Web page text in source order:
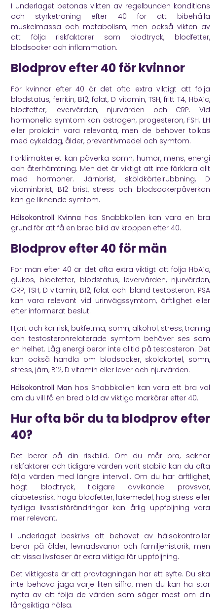
I underlaget betonas vikten av regelbunden konditions
och styrketräning efter 40 för att bibehålla
muskelmassa och metabolism, men också vikten av
att följa riskfaktorer som blodtryck, blodfetter,
blodsocker och inflammation.
Blodprov efter 40 för kvinnor
För kvinnor efter 40 är det ofta extra viktigt att följa
blodstatus, ferritin, B12, folat, D vitamin, TSH, fritt T4, HbA1c,
blodfetter, levervärden, njurvärden och CRP. Vid
hormonella symtom kan östrogen, progesteron, FSH, LH
eller prolaktin vara relevanta, men de behöver tolkas
med cykeldag, ålder, preventivmedel och symtom.
Förklimakteriet kan påverka sömn, humör, mens, energi
och återhämtning. Men det är viktigt att inte förklara allt
med hormoner. Järnbrist, sköldkörtelrubbning, D
vitaminbrist, B12 brist, stress och blodsockerpåverkan
kan ge liknande symtom.
Hälsokontroll Kvinna hos Snabbkollen kan vara en bra
grund för att få en bred bild av kroppen efter 40.
Blodprov efter 40 för män
För män efter 40 är det ofta extra viktigt att följa HbA1c,
glukos, blodfetter, blodstatus, levervärden, njurvärden,
CRP, TSH, D vitamin, B12, folat och ibland testosteron. PSA
kan vara relevant vid urinvägssymtom, ärftlighet eller
efter informerat beslut.
Hjärt och kärlrisk, bukfetma, sömn, alkohol, stress, träning
och testosteronrelaterade symtom behöver ses som
en helhet. Låg energi beror inte alltid på testosteron. Det
kan också handla om blodsocker, sköldkörtel, sömn,
stress, järn, B12, D vitamin eller lever och njurvärden.
Hälsokontroll Man hos Snabbkollen kan vara ett bra val
om du vill få en bred bild av viktiga markörer efter 40.
Hur ofta bör du ta blodprov efter
40?
Det beror på din riskbild. Om du mår bra, saknar
riskfaktorer och tidigare värden varit stabila kan du ofta
följa värden med längre intervall. Om du har ärftlighet,
högt blodtryck, tidigare avvikande provsvar,
diabetesrisk, höga blodfetter, läkemedel, hög stress eller
tydliga livsstilsförändringar kan årlig uppföljning vara
mer relevant.
I underlaget beskrivs att behovet av hälsokontroller
beror på ålder, levnadsvanor och familjehistorik, men
att vissa livsfaser är extra viktiga för uppföljning.
Det viktigaste är att provtagningen har ett syfte. Du ska
inte behöva jaga varje liten siffra, men du kan ha stor
nytta av att följa de värden som säger mest om din
långsiktiga hälsa.